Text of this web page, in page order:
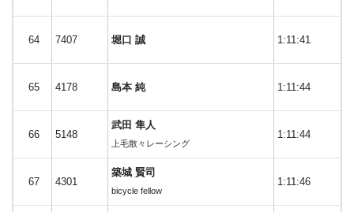
64 7407 堀口 誠 1:11:41
65 4178 島本 純 1:11:44
66 5148
武田 隼人
上毛散々レーシング
1:11:44
67 4301
築城 賢司
bicycle fellow
1:11:46